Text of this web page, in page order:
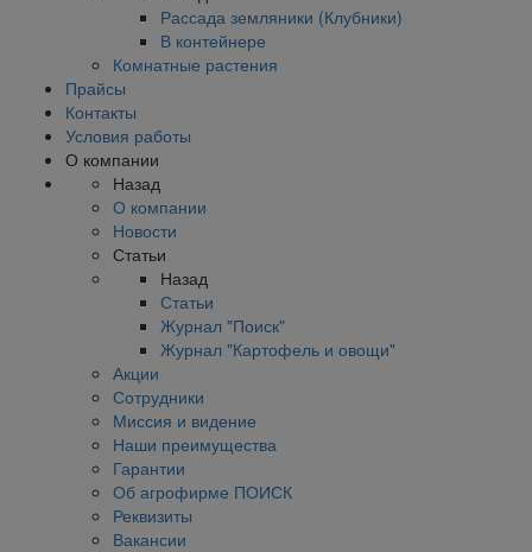
Рассада земляники (Клубники)
В контейнере
Комнатные растения
Прайсы
Контакты
Условия работы
О компании
Назад
О компании
Новости
Статьи
Назад
Статьи
Журнал "Поиск"
Журнал "Картофель и овощи"
Акции
Сотрудники
Миссия и видение
Наши преимущества
Гарантии
Об агрофирме ПОИСК
Реквизиты
Вакансии